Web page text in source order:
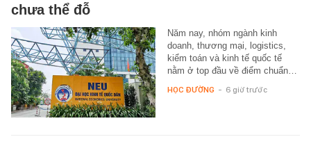
chưa thể đỗ
Năm nay, nhóm ngành kinh
doanh, thương mại, logistics,
kiểm toán và kinh tế quốc tế
nằm ở top đầu về điểm chuẩn…
HỌC ĐƯỜNG - 6 giờ trước